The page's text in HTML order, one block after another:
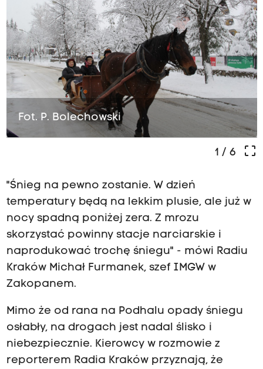
Fot. P. Bolechowski
crop_free
1 / 6
"Śnieg na pewno zostanie. W dzień
temperatury będą na lekkim plusie, ale już w
nocy spadną poniżej zera. Z mrozu
skorzystać powinny stacje narciarskie i
naprodukować trochę śniegu" - mówi Radiu
Kraków Michał Furmanek, szef IMGW w
Zakopanem.
Mimo że od rana na Podhalu opady śniegu
osłabły, na drogach jest nadal ślisko i
niebezpiecznie. Kierowcy w rozmowie z
reporterem Radia Kraków przyznają, że